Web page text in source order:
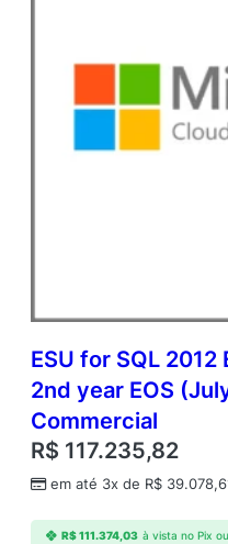
ESU for SQL
2nd year EOS
Commercial
R$ 117.235,82
em até 3x de R$
R$111.374,03 à vista no Pix